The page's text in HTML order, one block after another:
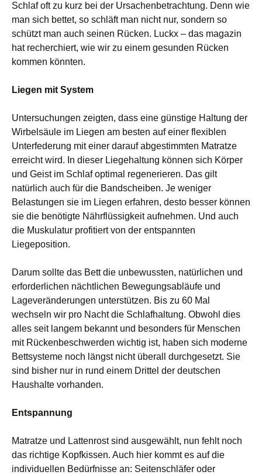
Schlaf oft zu kurz bei der Ursachenbetrachtung. Denn wie
man sich bettet, so schläft man nicht nur, sondern so
schützt man auch seinen Rücken. Luckx – das magazin
hat recherchiert, wie wir zu einem gesunden Rücken
kommen könnten.
Liegen mit System
Untersuchungen zeigten, dass eine günstige Haltung der
Wirbelsäule im Liegen am besten auf einer flexiblen
Unterfederung mit einer darauf abgestimmten Matratze
erreicht wird. In dieser Liegehaltung können sich Körper
und Geist im Schlaf optimal regenerieren. Das gilt
natürlich auch für die Bandscheiben. Je weniger
Belastungen sie im Liegen erfahren, desto besser können
sie die benötigte Nährflüssigkeit aufnehmen. Und auch
die Muskulatur profitiert von der entspannten
Liegeposition.
Darum sollte das Bett die unbewussten, natürlichen und
erforderlichen nächtlichen Bewegungsabläufe und
Lageveränderungen unterstützen. Bis zu 60 Mal
wechseln wir pro Nacht die Schlafhaltung. Obwohl dies
alles seit langem bekannt und besonders für Menschen
mit Rückenbeschwerden wichtig ist, haben sich moderne
Bettsysteme noch längst nicht überall durchgesetzt. Sie
sind bisher nur in rund einem Drittel der deutschen
Haushalte vorhanden.
Entspannung
Matratze und Lattenrost sind ausgewählt, nun fehlt noch
das richtige Kopfkissen. Auch hier kommt es auf die
individuellen Bedürfnisse an: Seitenschläfer oder